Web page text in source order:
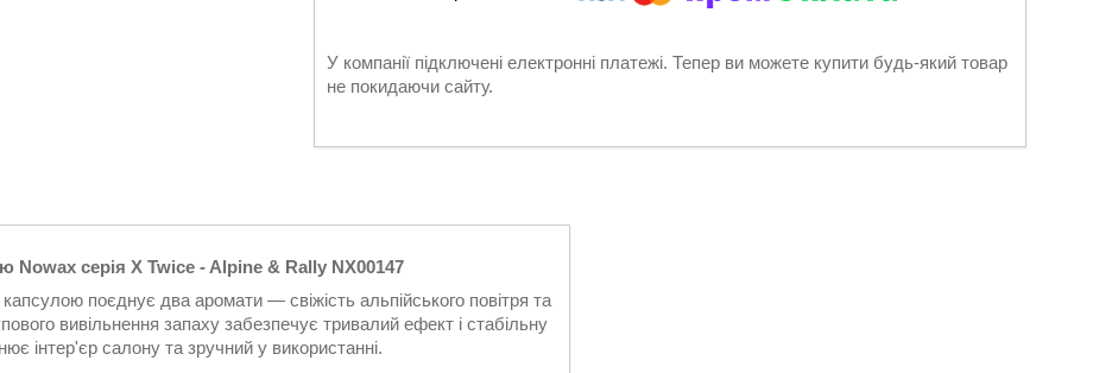
У компанії підключені електронні платежі. Тепер ви можете купити будь-який товар
не покидаючи сайту.
Nowax серія X Twice - Alpine & Rally NX00147
поєднує два аромати — свіжість альпійського повітря та
вивільнення запаху забезпечує тривалий ефект і стабільну
інтер'єр салону та зручний у використанні.